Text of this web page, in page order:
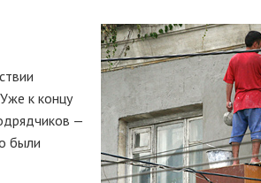
к концу
—
были